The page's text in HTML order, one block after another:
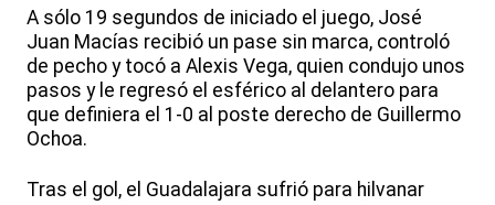
A sólo 19 segundos de iniciado el juego, José
Juan Macías recibió un pase sin marca, controló
de pecho y tocó a Alexis Vega, quien condujo unos
pasos y le regresó el esférico al delantero para
que definiera el 1-0 al poste derecho de Guillermo
Ochoa.
Tras el gol, el Guadalajara sufrió para hilvanar